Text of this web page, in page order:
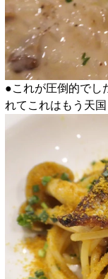
●これが圧倒的でし
れてこれはもう天